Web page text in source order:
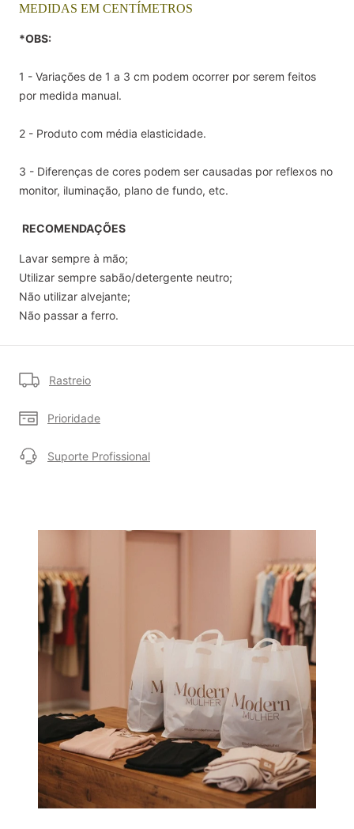
MEDIDAS EM CENTÍMETROS
*OBS:
1 - Variações de 1 a 3 cm podem ocorrer por serem feitos
por medida manual.
2 - Produto com média elasticidade.
3 - Diferenças de cores podem ser causadas por reflexos no
monitor, iluminação, plano de fundo, etc.
RECOMENDAÇÕES
Lavar sempre à mão;
Utilizar sempre sabão/detergente neutro;
Não utilizar alvejante;
Não passar a ferro.
Rastreio
Prioridade
Suporte Profissional